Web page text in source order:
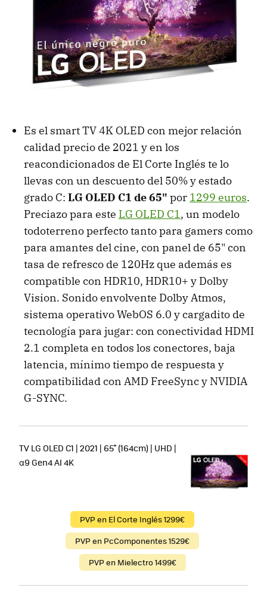
Es el smart TV 4K OLED con mejor relación
calidad precio de 2021 y en los
reacondicionados de El Corte Inglés te lo
llevas con un descuento del 50% y estado
grado C: LG OLED C1 de 65" por 1299 euros.
Preciazo para este LG OLED C1, un modelo
todoterreno perfecto tanto para gamers como
para amantes del cine, con panel de 65" con
tasa de refresco de 120Hz que además es
compatible con HDR10, HDR10+ y Dolby
Vision. Sonido envolvente Dolby Atmos,
sistema operativo WebOS 6.0 y cargadito de
tecnología para jugar: con conectividad HDMI
2.1 completa en todos los conectores, baja
latencia, mínimo tiempo de respuesta y
compatibilidad con AMD FreeSync y NVIDIA
G-SYNC.
TV LG OLED C1 | 2021 | 65'' (164cm) | UHD |
α9 Gen4 AI 4K
PVP en El Corte Inglés 1299€
PVP en PcComponentes 1529€
PVP en Mielectro 1499€